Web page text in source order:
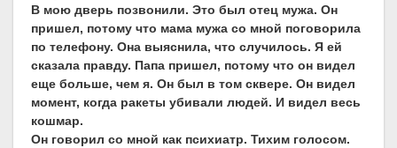
В мою дверь позвонили. Это был отец мужа. Он
пришел, потому что мама мужа со мной поговорила
по телефону. Она выяснила, что случилось. Я ей
сказала правду. Папа пришел, потому что он видел
еще больше, чем я. Он был в том сквере. Он видел
момент, когда ракеты убивали людей. И видел весь
кошмар.
Он говорил со мной как психиатр. Тихим голосом.